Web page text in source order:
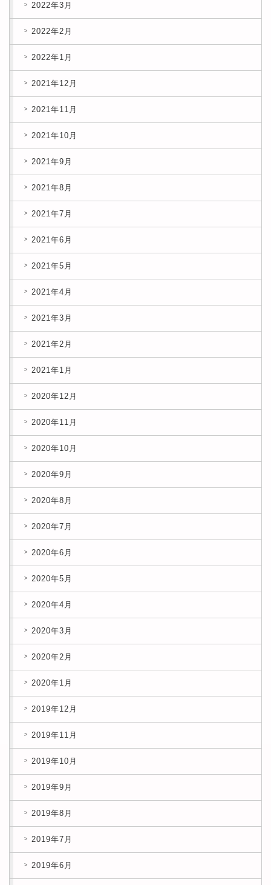
2022年3月
2022年2月
2022年1月
2021年12月
2021年11月
2021年10月
2021年9月
2021年8月
2021年7月
2021年6月
2021年5月
2021年4月
2021年3月
2021年2月
2021年1月
2020年12月
2020年11月
2020年10月
2020年9月
2020年8月
2020年7月
2020年6月
2020年5月
2020年4月
2020年3月
2020年2月
2020年1月
2019年12月
2019年11月
2019年10月
2019年9月
2019年8月
2019年7月
2019年6月